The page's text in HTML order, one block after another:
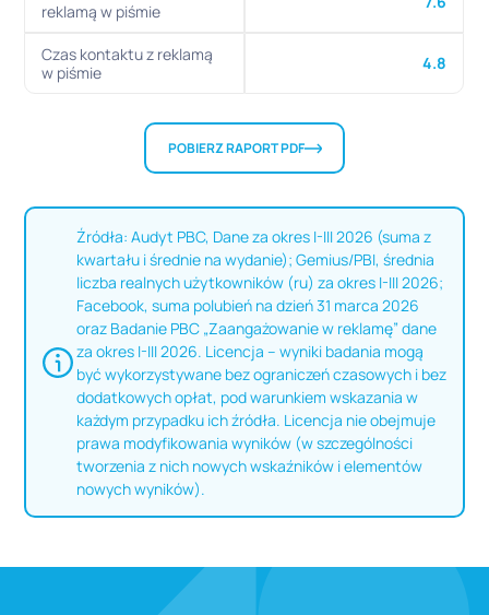
reklamą w piśmie
Czas kontaktu z reklamą
w piśmie
4.8
POBIERZ RAPORT PDF
Źródła: Audyt PBC, Dane za okres I-III 2026 (suma z
kwartału i średnie na wydanie); Gemius/PBI, średnia
liczba realnych użytkowników (ru) za okres I-III 2026;
Facebook, suma polubień na dzień 31 marca 2026
oraz Badanie PBC „Zaangażowanie w reklamę” dane
za okres I-III 2026. Licencja – wyniki badania mogą
być wykorzystywane bez ograniczeń czasowych i bez
dodatkowych opłat, pod warunkiem wskazania w
każdym przypadku ich źródła. Licencja nie obejmuje
prawa modyfikowania wyników (w szczególności
tworzenia z nich nowych wskaźników i elementów
nowych wyników).